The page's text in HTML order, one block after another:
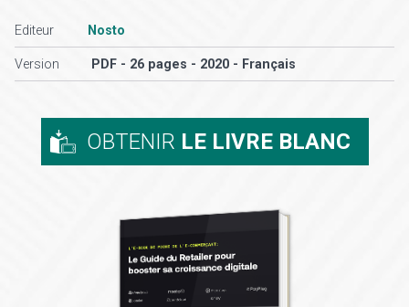
Editeur Nosto
Version PDF - 26 pages - 2020 - Français
OBTENIR LE LIVRE BLANC